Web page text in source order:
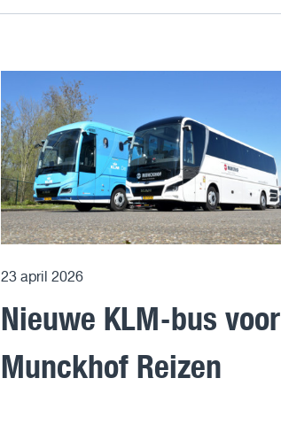
23 april 2026
Nieuwe KLM-bus voor
Munckhof Reizen